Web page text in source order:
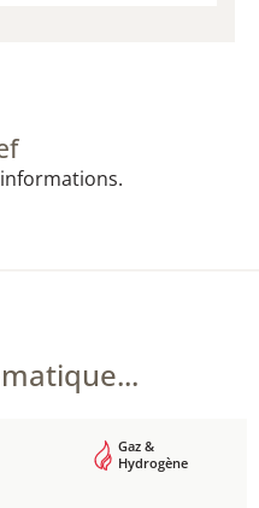
Gaz &
Hydrogène